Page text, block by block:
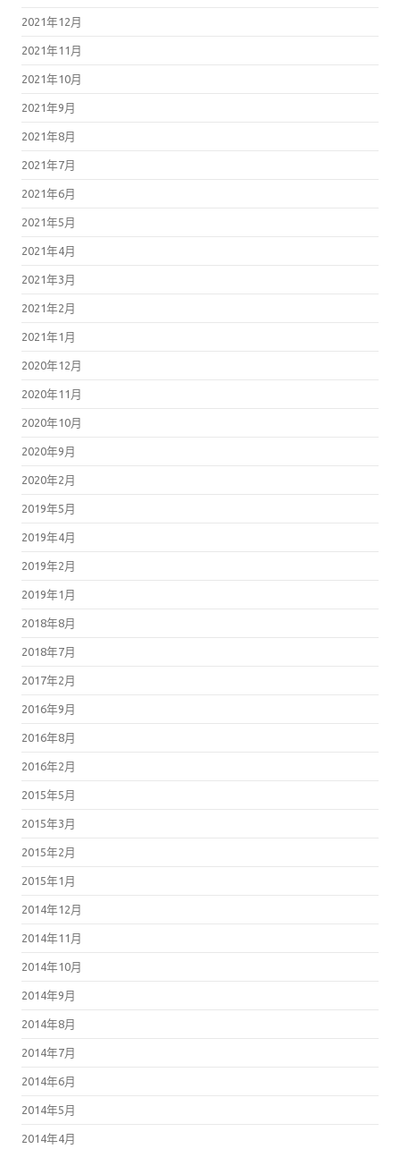
2021年12月
2021年11月
2021年10月
2021年9月
2021年8月
2021年7月
2021年6月
2021年5月
2021年4月
2021年3月
2021年2月
2021年1月
2020年12月
2020年11月
2020年10月
2020年9月
2020年2月
2019年5月
2019年4月
2019年2月
2019年1月
2018年8月
2018年7月
2017年2月
2016年9月
2016年8月
2016年2月
2015年5月
2015年3月
2015年2月
2015年1月
2014年12月
2014年11月
2014年10月
2014年9月
2014年8月
2014年7月
2014年6月
2014年5月
2014年4月